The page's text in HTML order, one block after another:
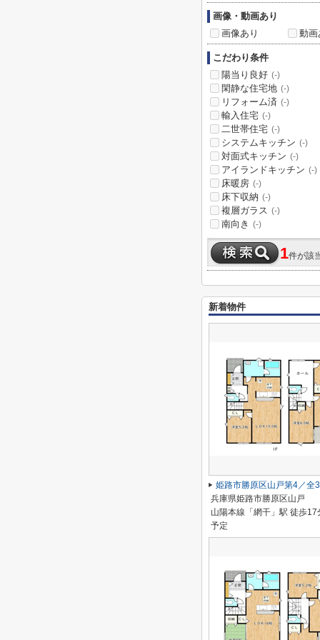
画像・動画あり
画像あり
動画
こだわり条件
陽当り良好 (-)
閑静な住宅地 (-)
リフォーム済 (-)
輸入住宅 (-)
二世帯住宅 (-)
システムキッチン (-)
対面式キッチン (-)
アイランドキッチン (-)
床暖房 (-)
床下収納 (-)
複層ガラス (-)
南向き (-)
1件が該
新着物件
姫路市勝原区山戸第4／全
兵庫県姫路市勝原区山戸
山陽本線「網干」駅 徒歩17
予定